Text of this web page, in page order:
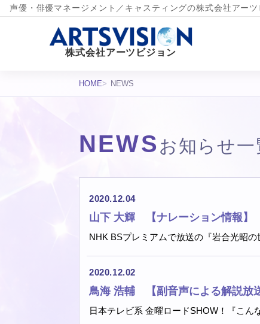
声優・俳優マネージメント／キャスティングの株式会社アーツ
株式会社アーツビジョン
HOME NEWS
NEWS お知らせ一
2020.12.04
山下 大輝 【ナレーション情報】
NHK BSプレミアムで放送の『岩合光昭
2020.12.02
鳥海 浩輔 【副音声による解説放
日本テレビ系 金曜ロードSHOW！『こん